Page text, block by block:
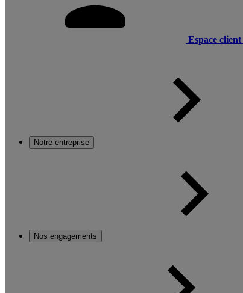
Espace client
Notre entreprise
Nos engagements